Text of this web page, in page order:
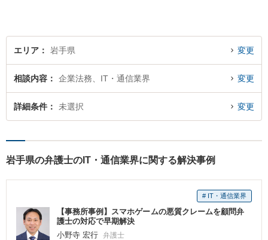
エリア 岩手県 変更
相談内容 企業法務、IT・通信業界 変更
詳細条件 未選択 変更
岩手県の弁護士のIT・通信業界に関する解決事例
# IT・通信業界
【事務所事例】スマホゲームの悪質クレームを顧問弁
護士の対応で早期解決
小野寺 宏行 弁護士